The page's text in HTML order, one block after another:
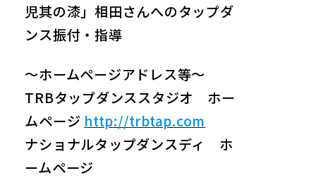
児其の漆」相田さんへのタップダ
ンス振付・指導
～ホームページアドレス等～
TRBタップダンススタジオ ホー
ムページ http://trbtap.com
ナショナルタップダンスディ ホ
ームページ